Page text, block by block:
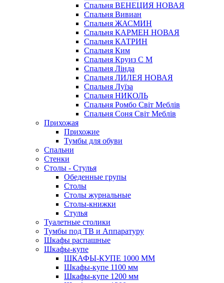
Спальня ВЕНЕЦИЯ НОВАЯ
Спальня Вивиан
Спальня ЖАСМИН
Спальня КАРМЕН НОВАЯ
Спальня КАТРИН
Спальня Ким
Спальня Круиз С М
Спальня Лінда
Спальня ЛИЛЕЯ НОВАЯ
Спальня Луїза
Спальня НИКОЛЬ
Спальня Ромбо Світ Меблів
Спальня Соня Світ Меблів
Прихожая
Прихожие
Тумбы для обуви
Спальни
Стенки
Столы - Стулья
Обеденные групы
Столы
Столы журнальные
Столы-книжки
Стулья
Туалетные столики
Тумбы под ТВ и Аппаратуру
Шкафы распашные
Шкафы-купе
ШКАФЫ-КУПЕ 1000 ММ
Шкафы-купе 1100 мм
Шкафы-купе 1200 мм